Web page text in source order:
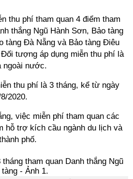
thu phí tham quan 4 điểm tham
thắng Ngũ Hành Sơn, Bảo tàng
tàng Đà Nẵng và Bảo tàng Điêu
tượng áp dụng miễn thu phí là
ngoài nước.
thu phí là 3 tháng, kể từ ngày
2020.
việc miễn phí tham quan các
hỗ trợ kích cầu ngành du lịch và
phố.